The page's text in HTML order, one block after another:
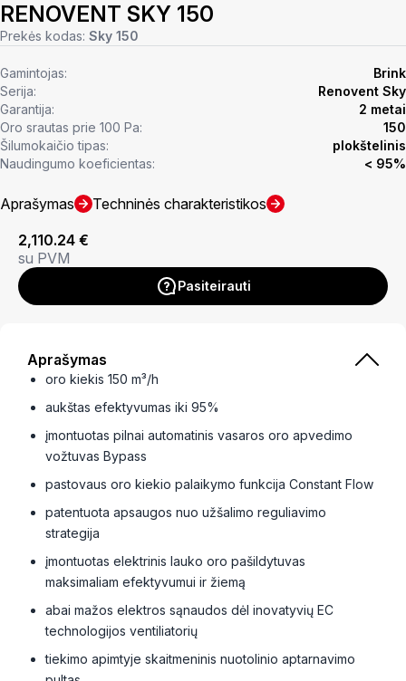
RENOVENT SKY 150
Prekės kodas: Sky 150
Gamintojas:
Brink
Serija:
Renovent Sky
Garantija:
2 metai
Oro srautas prie 100 Pa:
150
Šilumokaičio tipas:
plokštelinis
Naudingumo koeficientas:
< 95%
Aprašymas
Techninės charakteristikos
2,110.24 €
su PVM
Pasiteirauti
Aprašymas
oro kiekis 150 m³/h
aukštas efektyvumas iki 95%
įmontuotas pilnai automatinis vasaros oro apvedimo
vožtuvas Bypass
pastovaus oro kiekio palaikymo funkcija Constant Flow
patentuota apsaugos nuo užšalimo reguliavimo
strategija
įmontuotas elektrinis lauko oro pašildytuvas
maksimaliam efektyvumui ir žiemą
abai mažos elektros sąnaudos dėl inovatyvių EC
technologijos ventiliatorių
tiekimo apimtyje skaitmeninis nuotolinio aptarnavimo